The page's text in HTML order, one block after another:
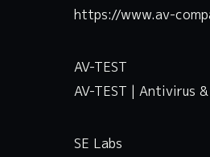
https://www.av-
AV-TEST
AV-TEST | Antivirus
SE Labs